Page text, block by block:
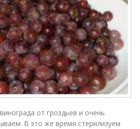
от гроздьев и очень
В это же время стерилизуем